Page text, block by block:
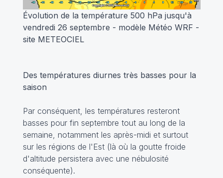
Évolution de la température 500 hPa jusqu'à
vendredi 26 septembre - modèle Météo WRF -
site METEOCIEL
Des températures diurnes très basses pour la
saison
Par conséquent, les températures resteront
basses pour fin septembre tout au long de la
semaine, notamment les après-midi et surtout
sur les régions de l'Est (là où la goutte froide
d'altitude persistera avec une nébulosité
conséquente).